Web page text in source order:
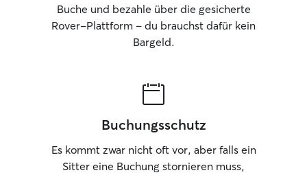
Buche und bezahle über die gesicherte
Rover-Plattform – du brauchst dafür kein
Bargeld.
Buchungsschutz
Es kommt zwar nicht oft vor, aber falls ein
Sitter eine Buchung stornieren muss,